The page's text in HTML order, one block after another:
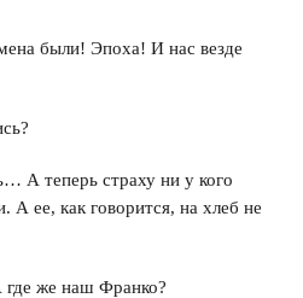
были! Эпоха! И нас везде
А теперь страху ни у кого
А ее, как говорится, на хлеб не
же наш Франко?